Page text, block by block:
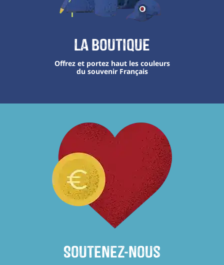
La boutique
Offrez et portez haut les couleurs
du souvenir Français
Soutenez-nous